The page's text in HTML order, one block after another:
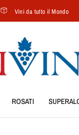
Vini da tutto il Mondo
ROSATI